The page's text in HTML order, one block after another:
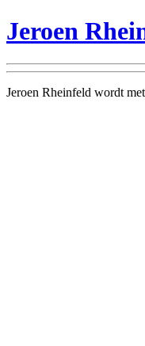
Jeroen
Jeroen Rheinfeld wordt